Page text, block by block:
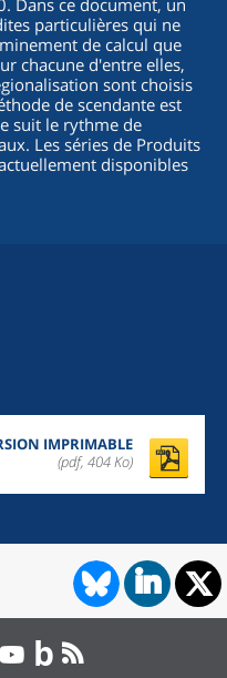
Dans ce document, un
particulières qui ne
de calcul que
chacune d'entre elles,
sont choisis
de scendante est
suit le rythme de
Les séries de Produits
disponibles
IMPRIMABLE
(pdf, 404 Ko)